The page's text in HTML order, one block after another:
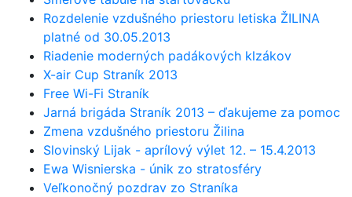
Rozdelenie vzdušného priestoru letiska ŽILINA
platné od 30.05.2013
Riadenie moderných padákových klzákov
X-air Cup Straník 2013
Free Wi-Fi Straník
Jarná brigáda Straník 2013 – ďakujeme za pomoc
Zmena vzdušného priestoru Žilina
Slovinský Lijak - aprílový výlet 12. – 15.4.2013
Ewa Wisnierska - únik zo stratosféry
Veľkonočný pozdrav zo Straníka